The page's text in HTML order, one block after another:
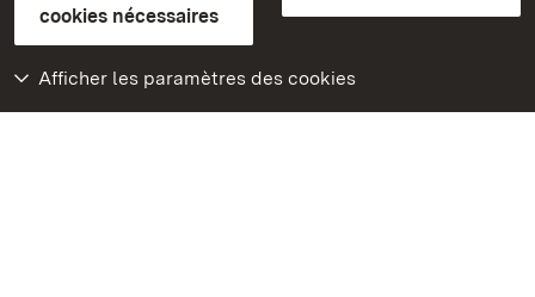
cookies nécessaires
Afficher les paramètres des cookies
Accueil
Monuments
Rendez-nous visite